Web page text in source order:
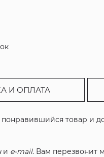
И ОПЛАТА
товар и
и e-mail. Вам перезвонит